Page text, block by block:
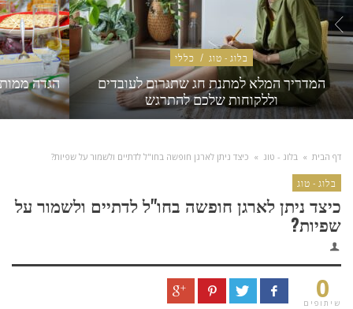
בלוג - טוג / כללי
המדריך המלא למתנת חג שתגרום לעובדים
וללקוחות שלכם להתרגש
הגדה
דף הבית » בלוג - טוג » כיצד ניתן לארגן חופשה בחו"ל לדתיים ולשמור על שפיות?
בלוג - טוג
כיצד ניתן לארגן חופשה בחו"ל לדתיים ולשמור על
שפיות?
0
שיתופים